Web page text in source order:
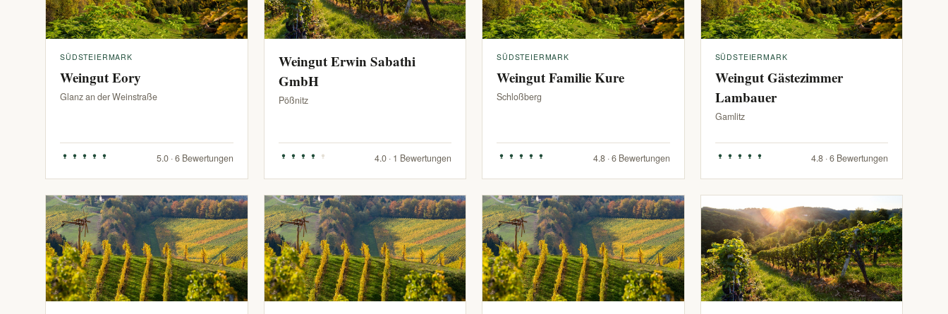
SÜDSTEIERMARK
Weingut Eory
Glanz an der Weinstraße
5.0 · 6 Bewertungen
Weingut Erwin Sabathi
GmbH
Pößnitz
4.0 · 1 Bewertungen
SÜDSTEIERMARK
Weingut Familie Kure
Schloßberg
4.8 · 6 Bewertungen
SÜDSTEIERMARK
Weingut Gästezimmer
Lambauer
Gamlitz
4.8 · 6 Bewertungen